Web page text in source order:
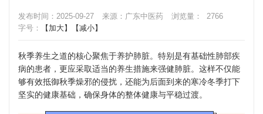
发布时间：2025-09-27 来源：广东中医药 浏览量：
2766
字号：
【加大】 【减小】
秋季养生之道的核心聚焦于养护肺脏。特别是有基础性肺部疾
病的患者，更应采取适当的养生措施来强健肺脏。这样不仅能
够有效抵御秋季燥邪的侵扰，还能为后面到来的寒冷冬季打下
坚实的健康基础，确保身体的整体健康与平稳过渡。